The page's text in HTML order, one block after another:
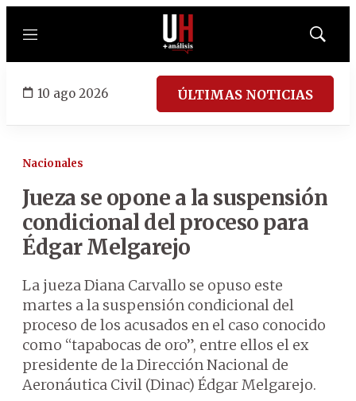
Menú
Mostrar
10 ago 2026 ÚLTIMAS NOTICIAS
Nacionales
Jueza se opone a la suspensión
condicional del proceso para
Édgar Melgarejo
La jueza Diana Carvallo se opuso este
martes a la suspensión condicional del
proceso de los acusados en el caso conocido
como “tapabocas de oro”, entre ellos el ex
presidente de la Dirección Nacional de
Aeronáutica Civil (Dinac) Édgar Melgarejo.